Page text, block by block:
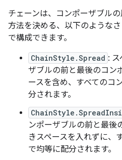
チェーンは、コンポーザブル
方法を決める、以下のような
で構成できます。
ChainStyle.Spread :
ザブルの前と最後のコン
ースを含め、すべてのコ
分されます。
ンポーザブルの前と最後
きスペースを入れずに、
で均等に配分されます。